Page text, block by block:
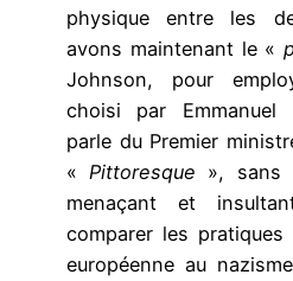
physique entre les
avons maintenant le «
Johnson, pour
choisi par Emmanuel
parle du Premier
« Pittoresque », sans
menaçant et
comparer les
européenne au